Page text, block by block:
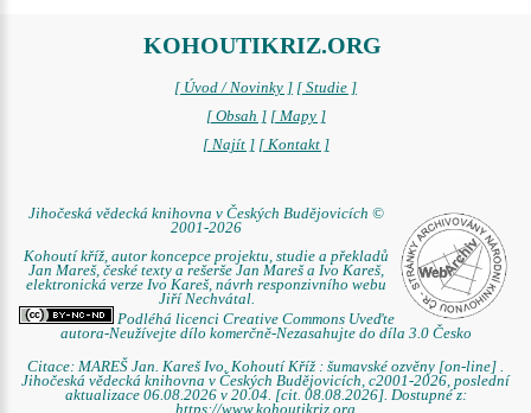
KOHOUTIKRIZ.ORG
[ Úvod / Novinky ] [ Studie ]
[ Obsah ] [ Mapy ]
[ Najít ] [ Kontakt ]
Jihočeská vědecká knihovna v Českých Budějovicích ©
2001-2026
Kohoutí kříž, autor koncepce projektu, studie a překladů
Jan Mareš, české texty a rešerše Jan Mareš a Ivo Kareš,
elektronická verze Ivo Kareš, návrh responzivního webu
Jiří Nechvátal.
Podléhá licenci Creative Commons Uveďte
autora-Neužívejte dílo komerčně-Nezasahujte do díla 3.0 Česko
Citace: MAREŠ Jan. Kareš Ivo. Kohoutí Kříž : šumavské ozvěny [on-line] .
Jihočeská vědecká knihovna v Českých Budějovicích, c2001-2026, poslední
aktualizace 06.08.2026 v 20.04. [cit. 08.08.2026]. Dostupné z:
https://www.kohoutikriz.org